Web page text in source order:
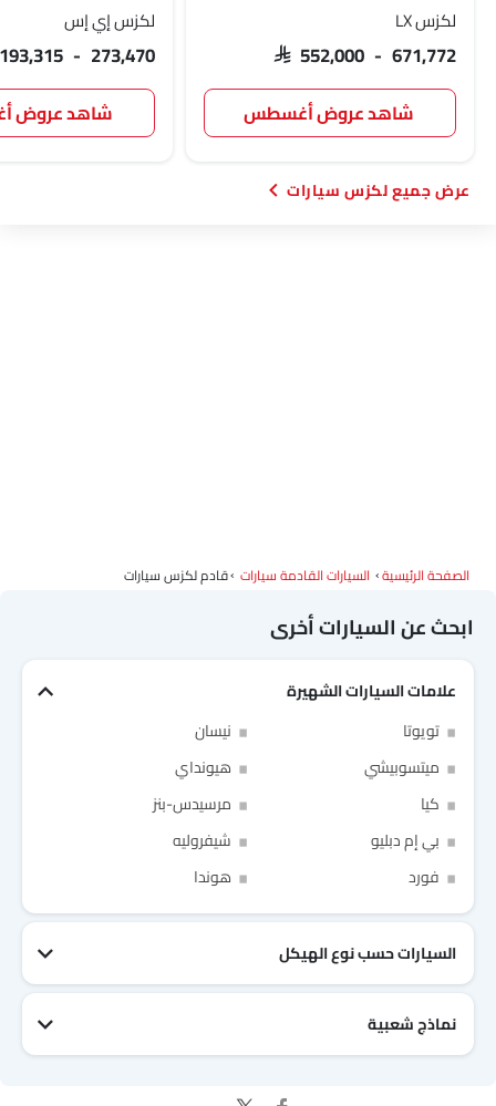
لكزس LX
SAR 552,000 - 671,772
شاهد عروض أغسطس
لكزس إي إس
193,315 - 273,470
شاهد عروض
لكزس سيارات
الصفحة الرئيسية السيارات القادمة سيارات قادم لكزس سيارات
ابحث عن السيارات أخرى
علامات السيارات الشهيرة
تويوتا
نيسان
ميتسوبيشي
هيونداي
كيا
مرسيدس-بنز
بي إم دبليو
شيفروليه
فورد
هوندا
السيارات حسب نوع الهيكل
نماذج شعبية
I have read and agree to theشروط الاستخدامand سياسة
Link Your Google Account
Link Your Facebook Account